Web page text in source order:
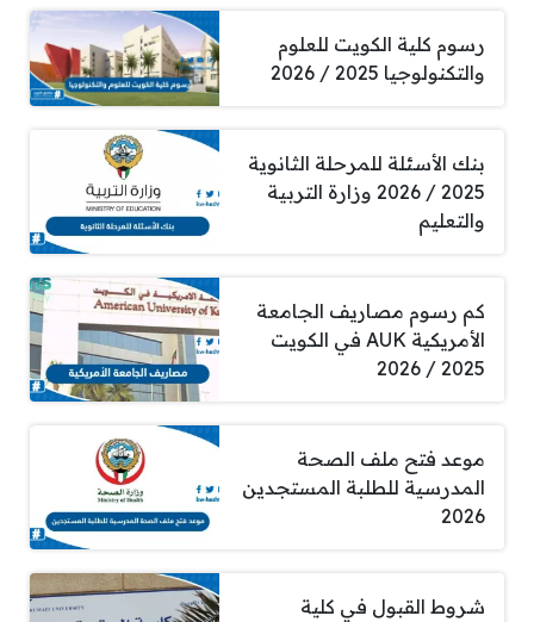
رسوم كلية الكويت للعلوم
والتكنولوجيا 2025 / 2026
بنك الأسئلة للمرحلة الثانوية
2025 / 2026 وزارة التربية
والتعليم
كم رسوم مصاريف الجامعة
الأمريكية AUK في الكويت
2025 / 2026
موعد فتح ملف الصحة
المدرسية للطلبة المستجدين
2026
شروط القبول في كلية